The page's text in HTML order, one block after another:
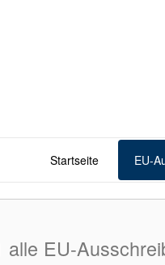
Startseite EU-
alle EU-